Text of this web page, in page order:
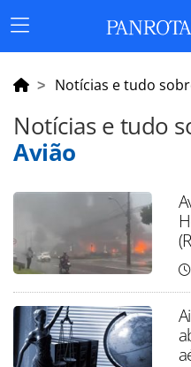
Menu
Principal
Notícias e tudo
Notícias e tudo
Avião